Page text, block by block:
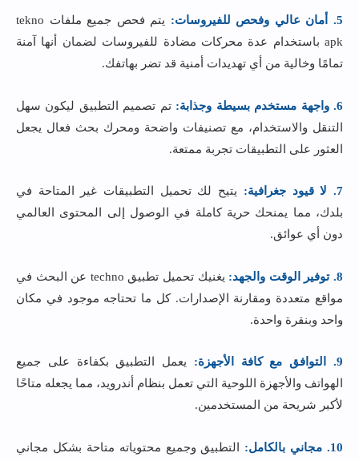
5. أمان عالي وفحص للفيروسات:
يتم فحص جميع ملفات tekno
apk باستخدام عدة محركات مضادة للفيروسات لضمان أنها آمنة
تمامًا وخالية من أي تهديدات أمنية قد تضر بهاتفك.
6. واجهة مستخدم بسيطة وجذابة:
تم تصميم التطبيق ليكون سهل
التنقل والاستخدام، مع تصنيفات واضحة ومحرك بحث فعال يجعل
العثور على التطبيقات تجربة ممتعة.
7. لا قيود جغرافية:
يتيح لك تحميل التطبيقات غير المتاحة في
بلدك، مما يمنحك حرية كاملة في الوصول إلى المحتوى العالمي
دون أي عوائق.
8. توفير الوقت والجهد:
يغنيك تحميل تطبيق techno عن البحث في
مواقع متعددة ومقارنة الإصدارات. كل ما تحتاجه موجود في مكان
واحد وبنقرة واحدة.
9. التوافق مع كافة الأجهزة:
يعمل التطبيق بكفاءة على جميع
الهواتف والأجهزة اللوحية التي تعمل بنظام أندرويد، مما يجعله متاحًا
لأكبر شريحة من المستخدمين.
10. مجاني بالكامل:
التطبيق وجميع محتوياته متاحة بشكل مجاني